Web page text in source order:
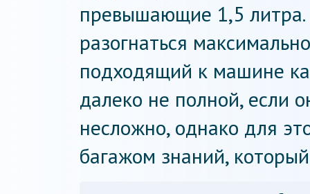
превышающие 1,5 литра.
разогнаться
подходящий к машине
далеко не полной, если
несложно, однако для
багажом знаний,